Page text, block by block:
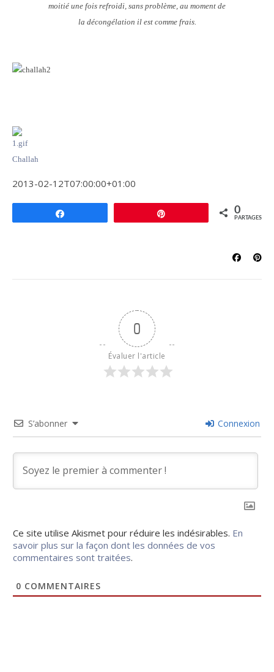
moitié une fois refroidi, sans problème, au moment de
la décongélation il est comme frais.
Challah
2013-02-12T07:00:00+01:00
0
PARTAGES
0
Évaluer l'article
S’abonner Connexion
Ce site utilise Akismet pour réduire les indésirables. En
savoir plus sur la façon dont les données de vos
commentaires sont traitées.
0 COMMENTAIRES